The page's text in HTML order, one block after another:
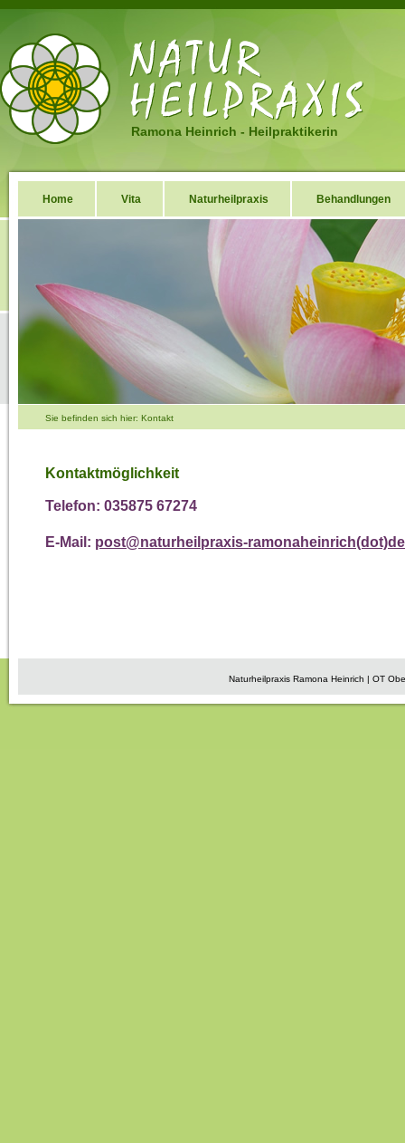
Ramona Heinrich - Heilpraktikerin
Home Vita Naturheilpraxis Behandlungen
Sie befinden sich hier: Kontakt
Kontaktmöglichkeit
Telefon: 035875 67274
E-Mail: post@naturheilpraxis-ramonaheinrich(dot)de
Naturheilpraxis Ramona Heinrich | OT